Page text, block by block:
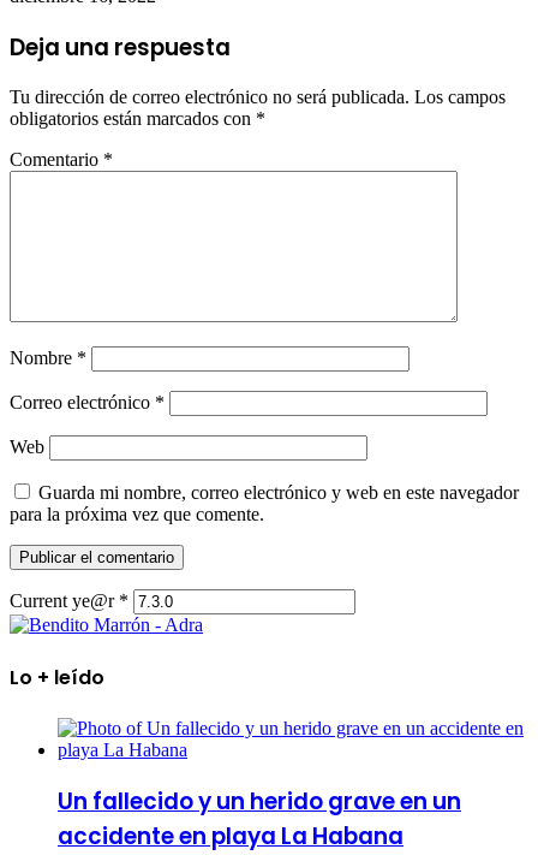
Deja una respuesta
Tu dirección de correo electrónico no será publicada. Los campos
obligatorios están marcados con *
Comentario *
Nombre *
Correo electrónico *
Web
Guarda mi nombre, correo electrónico y web en este navegador
para la próxima vez que comente.
Current ye@r *
Lo + leído
Un fallecido y un herido grave en un
accidente en playa La Habana